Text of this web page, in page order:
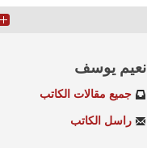
نعيم يوسف
جميع مقالات الكاتب
راسل الكاتب